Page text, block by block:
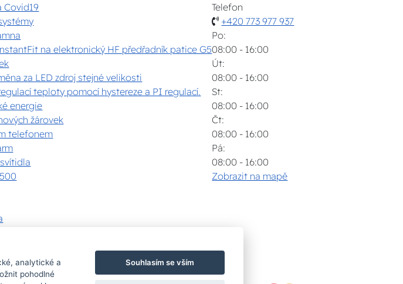
Covid19
na elektronický HF předřadník patice G5
za LED zdroj stejné velikosti
teploty pomocí hystereze a PI regulací.
energie
žárovek
telefonem
Telefon
+420 773 977 937
Po:
08:00 - 16:00
Út:
08:00 - 16:00
St:
08:00 - 16:00
Čt:
08:00 - 16:00
Pá:
08:00 - 16:00
Zobrazit na mapě
Bezpečná a rychlá platba
analytické a
pohodlné
Souhlasím se vším